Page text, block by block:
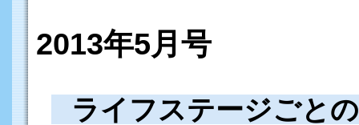
2013年5月号
ライフステージごと